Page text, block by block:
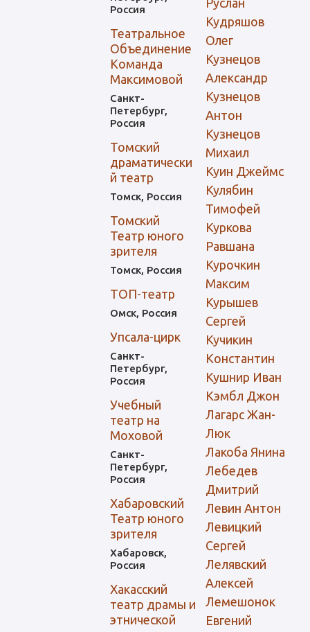
Россия
Театральное
Объединение
Команда
Максимовой
Санкт-
Петербург,
Россия
Томский
драматически
й театр
Томск, Россия
Томский
Театр юного
зрителя
Томск, Россия
ТОП-театр
Омск, Россия
Упсала-цирк
Санкт-
Петербург,
Россия
Учебный
театр на
Моховой
Санкт-
Петербург,
Россия
Хабаровский
Театр юного
зрителя
Хабаровск,
Россия
Хакасский
театр драмы и
этнической
Кудряшов
Олег
Кузнецов
Александр
Кузнецов
Антон
Кузнецов
Михаил
Куин Джеймс
Кулябин
Тимофей
Куркова
Равшана
Курочкин
Максим
Курышев
Сергей
Кучикин
Константин
Кушнир Иван
Кэмбл Джон
Лагарс Жан-
Люк
Лакоба Янина
Лебедев
Дмитрий
Левин Антон
Левицкий
Сергей
Лелявский
Алексей
Лемешонок
Евгений